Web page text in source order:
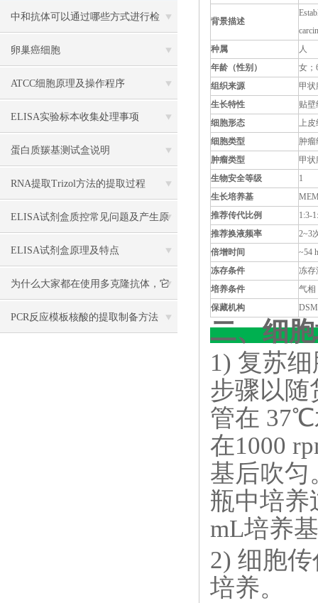
中和抗体可以通过哪些方式进行检
测？
卵巢癌细胞
ATCC细胞原理及操作程序
ELISA实验标本收集处理事项
蛋白质羰基测试盒说明
RNA提取Trizol方法的提取过程
ELISA试剂盒质控常见问题及产生原
因分析
ELISA试剂盒原理及特点
为什么大家都在使用多克隆抗体，它
有什么优点？
PCR反应模板核酸的提取制备方法
背景描述
种属
人
年龄（性别）
女；
组织来源
甲状
生长特性
贴壁
细胞形态
上皮
细胞类型
肿瘤
肿瘤类型
甲状
生物安全等级
1
生长培养基
推荐传代比例
1:3-
推荐换液频率
2~3
倍增时间
~54
冻存条件
冻存
培养条件
气相
保藏机构
二、细
1) 复苏
步骤以随
管在 37℃
在1000
基后吹匀
瓶中培养
mL培养
2) 细胞
培养。